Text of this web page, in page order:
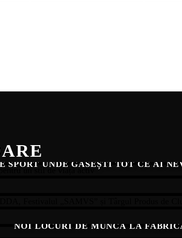
SPORT UNDE GĂSEȘTI TOT CE AI
NOI LOCURI DE MUNCĂ LA